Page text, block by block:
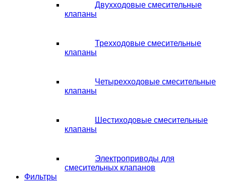
Двухходовые смесительные
клапаны
Трехходовые смесительные
клапаны
Четырехходовые смесительные
клапаны
Шестиходовые смесительные
клапаны
Электроприводы для
смесительных клапанов
Фильтры